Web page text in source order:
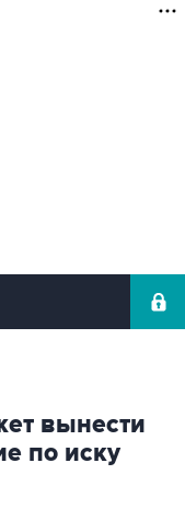
вынести
по иску